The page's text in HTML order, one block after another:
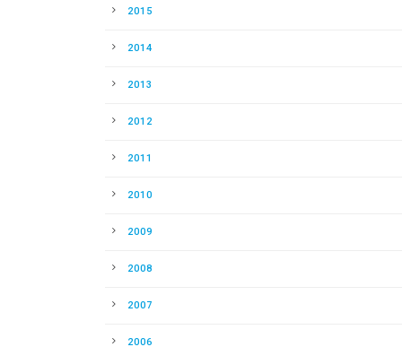
2015
2014
2013
2012
2011
2010
2009
2008
2007
2006